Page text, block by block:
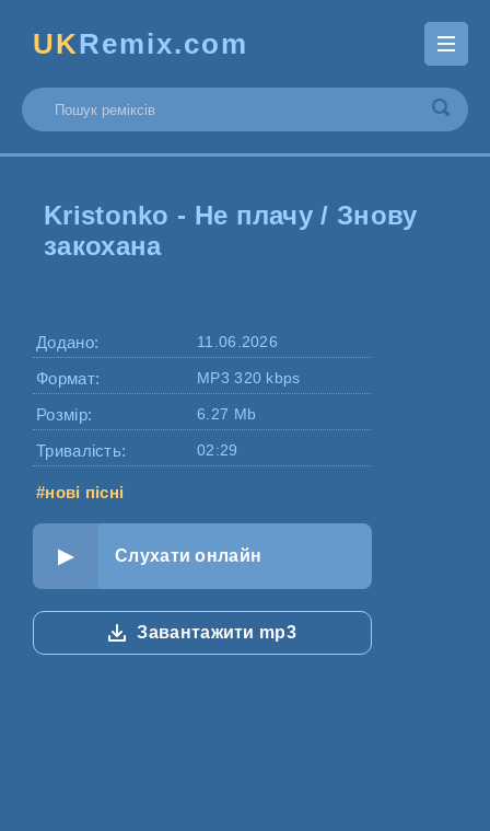
UKRemix.com
Kristonko - Не плачу / Знову
закохана
Додано: 11.06.2026
Формат: MP3 320 kbps
Розмір: 6.27 Mb
Тривалість: 02:29
#нові пісні
Слухати онлайн
Завантажити mp3